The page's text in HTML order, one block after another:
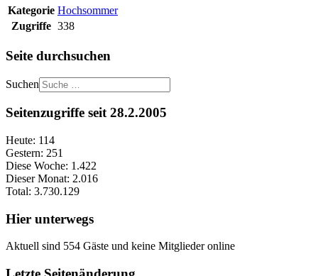
Kategorie Hochsommer
Zugriffe 338
Seite durchsuchen
Suchen
Seitenzugriffe seit 28.2.2005
Heute: 114
Gestern: 251
Diese Woche: 1.422
Dieser Monat: 2.016
Total: 3.730.129
Hier unterwegs
Aktuell sind 554 Gäste und keine Mitglieder online